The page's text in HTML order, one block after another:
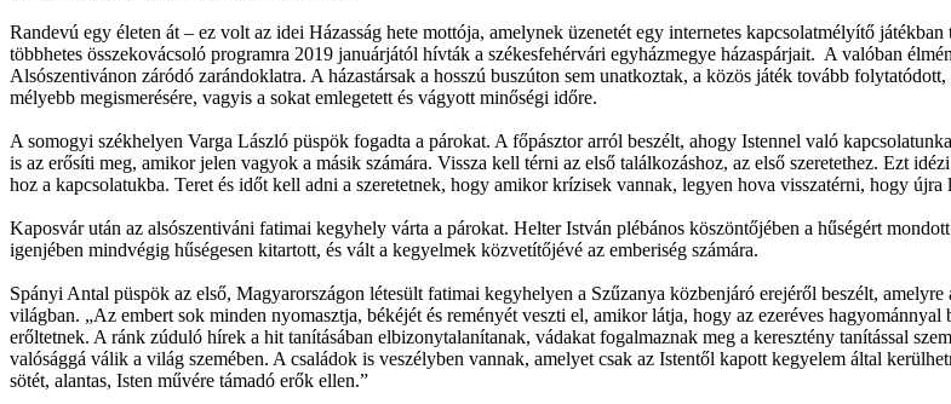
Randevú egy életen át – ez volt az idei Házasság hete mottója, amelynek üzenetét egy internetes kapcsolatmélyítő
többhetes összekovácsoló programra 2019 januárjától hívták a székesfehérvári egyházmegye házaspárjait. A valóban
Alsószentivánon záródó zarándoklatra. A házastársak a hosszú buszúton sem unatkoztak, a közös játék tovább
mélyebb megismerésére, vagyis a sokat emlegetett és vágyott minőségi időre.
A somogyi székhelyen Varga László püspök fogadta a párokat. A főpásztor arról beszélt, ahogy Istennel való
is az erősíti meg, amikor jelen vagyok a másik számára. Vissza kell térni az első találkozáshoz, az első szeretethez. Ezt
hoz a kapcsolatukba. Teret és időt kell adni a szeretetnek, hogy amikor krízisek vannak, legyen hova visszatérni, hogy újra
Kaposvár után az alsószentiváni fatimai kegyhely várta a párokat. Helter István plébános köszöntőjében a hűségért
igenjében mindvégig hűségesen kitartott, és vált a kegyelmek közvetítőjévé az emberiség számára.
Spányi Antal püspök az első, Magyarországon létesült fatimai kegyhelyen a Szűzanya közbenjáró erejéről beszélt,
világban. „Az embert sok minden nyomasztja, békéjét és reményét veszti el, amikor látja, hogy az ezeréves
erőltetnek. A ránk zúduló hírek a hit tanításában elbizonytalanítanak, vádakat fogalmaznak meg a keresztény tanítással
valósággá válik a világ szemében. A családok is veszélyben vannak, amelyet csak az Istentől kapott kegyelem által
sötét, alantas, Isten művére támadó erők ellen.”